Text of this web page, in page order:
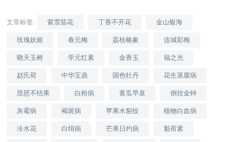
文章标签: 紫雪茄花 丁香不开花 金山银海
玫瑰妖姬 春元梅 荔枝椿象 连城彩梅
晓天玉树 学元红素 金香玉 福之光
赵氏荷 中华宝鼎 国色牡丹 花生茎腐病
琵琶不结果 白粉病 黄瓜早衰 倒挂金钟
灰霉病 褐斑病 苹果水裂纹 植物白血病
冷水花 白绢病 芒果日灼病 魁荷素